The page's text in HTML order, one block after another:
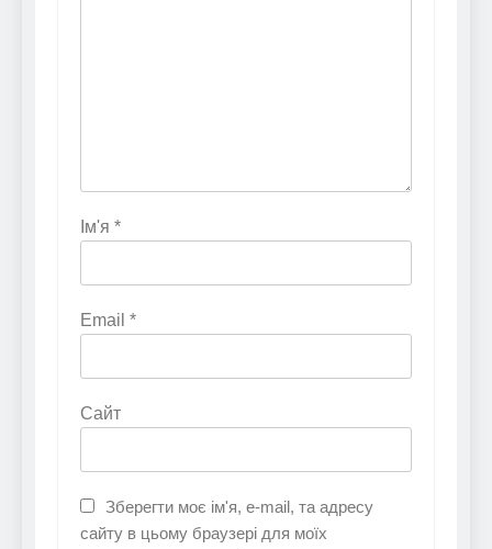
Ім'я *
Email *
Сайт
Зберегти моє ім'я, e-mail, та адресу
сайту в цьому браузері для моїх